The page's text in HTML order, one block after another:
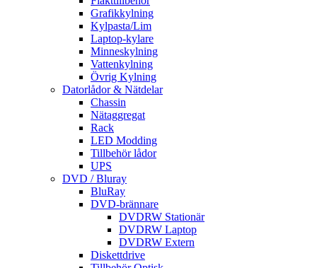
Grafikkylning
Kylpasta/Lim
Laptop-kylare
Minneskylning
Vattenkylning
Övrig Kylning
Datorlådor & Nätdelar
Chassin
Nätaggregat
Rack
LED Modding
Tillbehör lådor
UPS
DVD / Bluray
BluRay
DVD-brännare
DVDRW Stationär
DVDRW Laptop
DVDRW Extern
Diskettdrive